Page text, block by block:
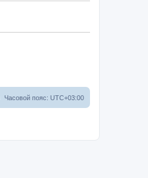
Часовой пояс: UTC+03:00